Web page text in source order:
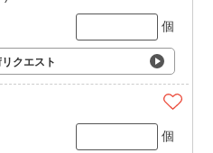
個
クエスト
個